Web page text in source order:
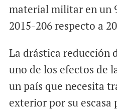
material militar en un
2015-206 respecto a
La drástica reducción
uno de los efectos de
un país que necesita
exterior por su